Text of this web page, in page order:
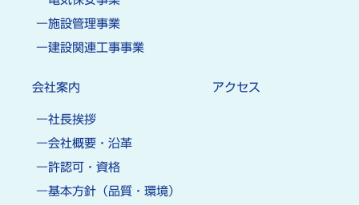
施設管理事業
建設関連工事事業
会社案内
社長挨拶
会社概要・沿革
許認可・資格
基本方針（品質・環境）
アクセス